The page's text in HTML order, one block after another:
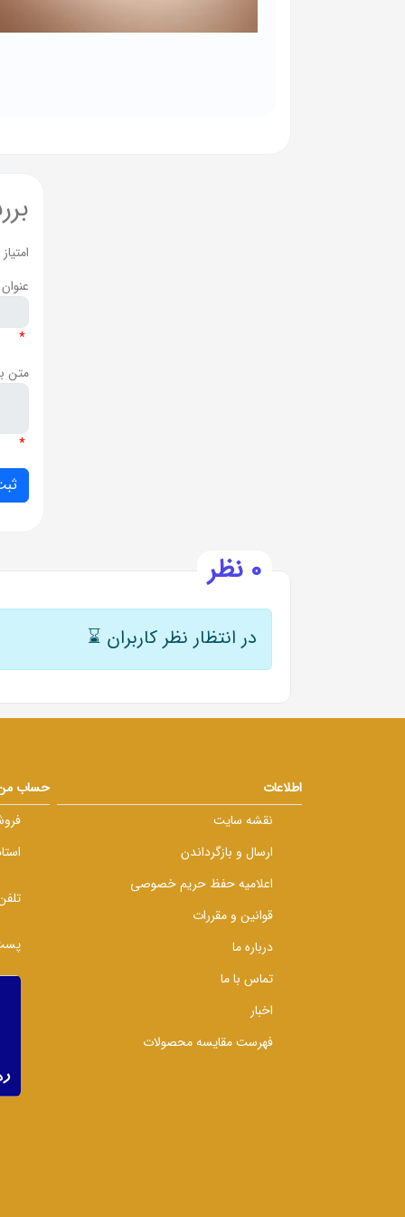
امتیاز
*
متن
*
0 نظر
در انتظار نظر کاربران ⌛
اطلاعات
نقشه سایت
ارسال و بازگرداندن
اعلامیه حفظ حریم خصوصی
قوانین و مقررات
درباره ما
تماس با ما
اخبار
فهرست مقایسه محصولات
حساب